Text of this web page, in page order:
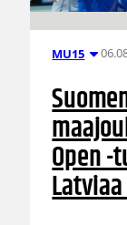
MU15
Open